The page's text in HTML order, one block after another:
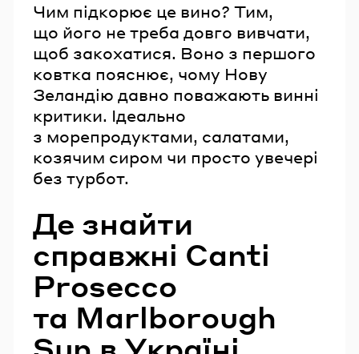
Чим підкорює це вино? Тим,
що його не треба довго вивчати,
щоб закохатися. Воно з першого
ковтка пояснює, чому Нову
Зеландію давно поважають винні
критики. Ідеально
з морепродуктами, салатами,
козячим сиром чи просто увечері
без турбот.
Де знайти
справжні Canti
Prosecco
та Marlborough